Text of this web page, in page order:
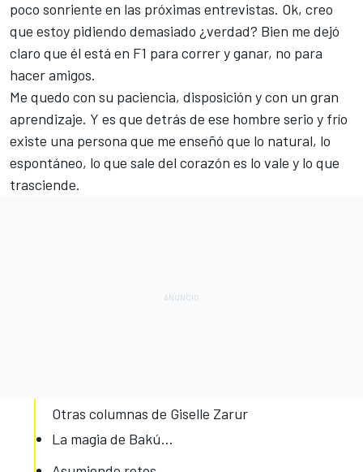
poco sonriente en las próximas entrevistas. Ok, creo
que estoy pidiendo demasiado ¿verdad? Bien me dejó
claro que él está en F1 para correr y ganar, no para
hacer amigos.
Me quedo con su paciencia, disposición y con un gran
aprendizaje. Y es que detrás de ese hombre serio y frío
existe una persona que me enseñó que lo natural, lo
espontáneo, lo que sale del corazón es lo vale y lo que
trasciende.
Otras columnas de Giselle Zarur
La magia de Bakú...